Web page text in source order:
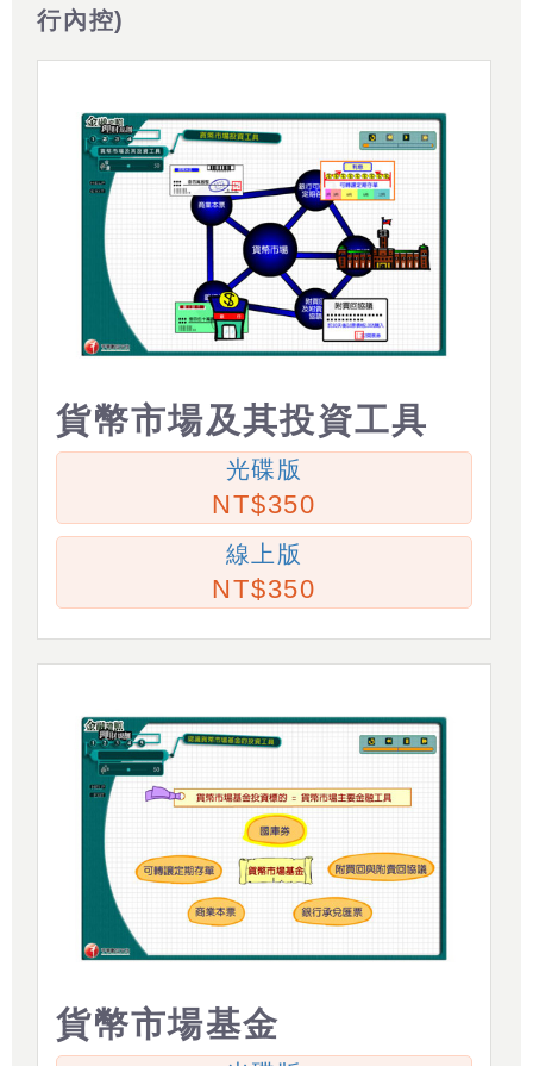
行內控)
貨幣市場及其投資工具
光碟版
350
線上版
350
貨幣市場基金